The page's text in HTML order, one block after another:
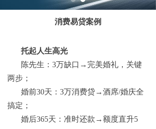
消费易贷案例
托起人生高光
陈先生：3万缺口→完美婚礼，关键
两步；
婚前30天：3万消费贷→酒席/婚庆全
搞定；
婚后365天：准时还款→额度直升5